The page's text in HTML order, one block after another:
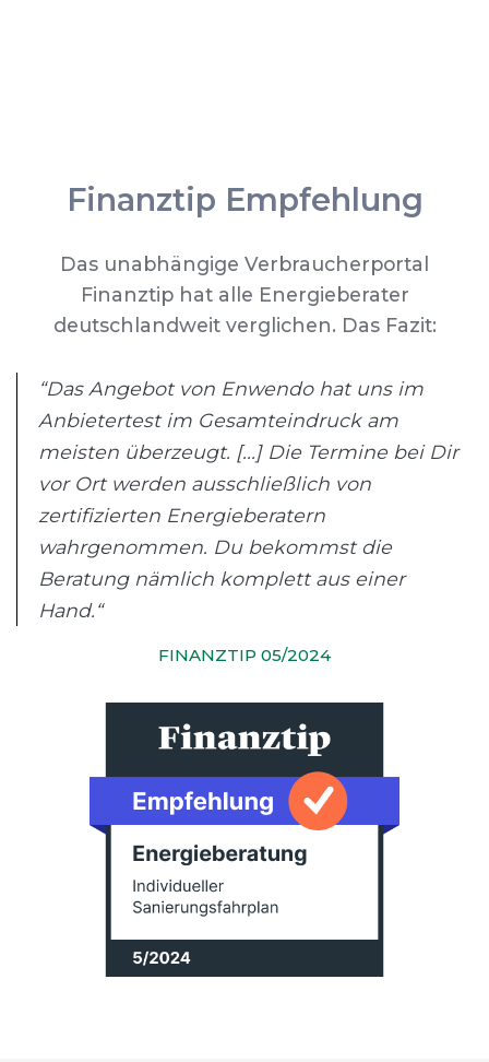
Finanztip Empfehlung
Das unabhängige Verbraucherportal
Finanztip hat alle Energieberater
deutschlandweit verglichen. Das Fazit:
“Das Angebot von Enwendo hat uns im
Anbietertest im Gesamteindruck am
meisten überzeugt. [...] Die Termine bei Dir
vor Ort werden ausschließlich von
zertifizierten Energieberatern
wahrgenommen. Du bekommst die
Beratung nämlich komplett aus einer
Hand.“
FINANZTIP 05/2024